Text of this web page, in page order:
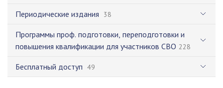
Периодические издания 38
Программы проф. подготовки, переподготовки и
повышения квалификации для участников СВО 228
Бесплатный доступ 49